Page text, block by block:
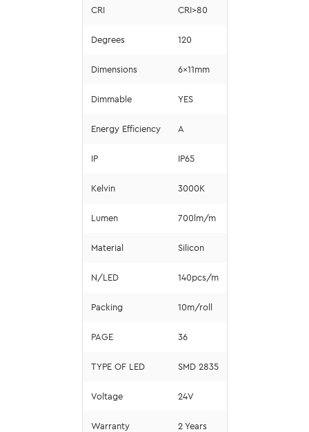
CRI CRI>80
Degrees 120
Dimensions 6x11mm
Dimmable YES
Energy Efficiency A
IP IP65
Kelvin 3000K
Lumen 700lm/m
Material Silicon
N/LED 140pcs/m
Packing 10m/roll
PAGE 36
TYPE OF LED SMD 2835
Voltage 24V
Warranty 2 Years